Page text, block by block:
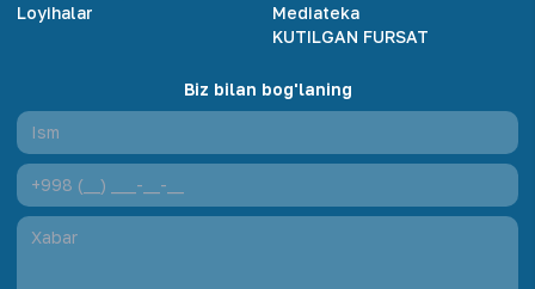
Loyihalar
Mediateka
KUTILGAN FURSAT
Biz bilan bog'laning